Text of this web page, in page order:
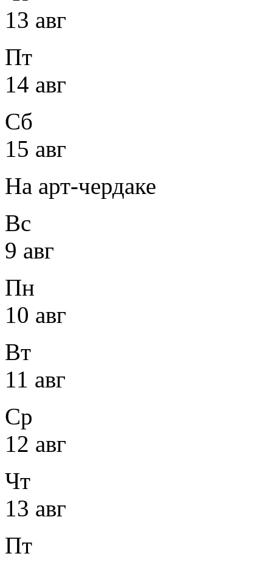
13 авг
Пт
14 авг
Сб
15 авг
На арт-чердаке
Вс
9 авг
Пн
10 авг
Вт
11 авг
Ср
12 авг
Чт
13 авг
Пт